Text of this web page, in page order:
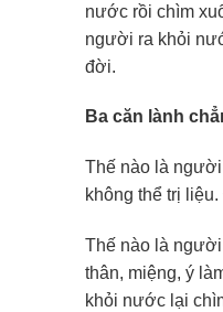
nước rồi chìm
người ra khỏi
đời.
Ba căn lành
Thế nào là
không thể trị
Thế nào là
thân, miệng, ý
khỏi nước lại